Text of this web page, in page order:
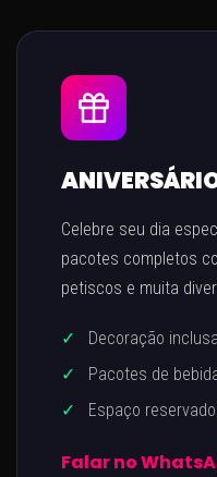
Celebre seu dia
pacotes completos
petiscos e muita
✓
Decoração inclusa
✓
Pacotes de
✓
Espaço reservado
Falar no